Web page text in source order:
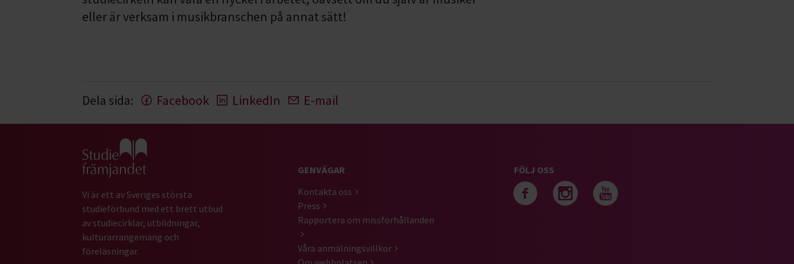
eller är verksam i musikbranschen på annat sätt!
Dela sida: Facebook LinkedIn E-mail
Gå till studiefrämjandets startsida
Vi är ett av Sveriges största
studieförbund med ett brett utbud
av studiecirklar, utbildningar,
kulturarrangemang och
föreläsningar.
GENVÄGAR
Kontakta oss
Press
Rapportera om missförhållanden
Våra anmälningsvillkor
FÖLJ OSS
Följ oss på facebook
Följ oss på instagram
Följ oss på youtube